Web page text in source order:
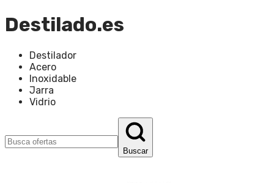
Destilado.es
Destilador
Acero
Inoxidable
Jarra
Vidrio
Buscar